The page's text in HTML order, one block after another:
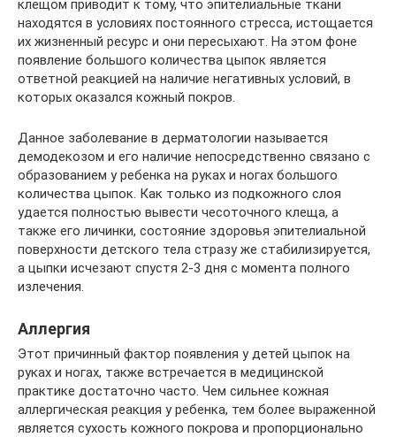
клещом приводит к тому, что эпителиальные ткани
находятся в условиях постоянного стресса, истощается
их жизненный ресурс и они пересыхают. На этом фоне
появление большого количества цыпок является
ответной реакцией на наличие негативных условий, в
которых оказался кожный покров.
Данное заболевание в дерматологии называется
демодекозом и его наличие непосредственно связано с
образованием у ребенка на руках и ногах большого
количества цыпок. Как только из подкожного слоя
удается полностью вывести чесоточного клеща, а
также его личинки, состояние здоровья эпителиальной
поверхности детского тела стразу же стабилизируется,
а цыпки исчезают спустя 2-3 дня с момента полного
излечения.
Аллергия
Этот причинный фактор появления у детей цыпок на
руках и ногах, также встречается в медицинской
практике достаточно часто. Чем сильнее кожная
аллергическая реакция у ребенка, тем более выраженной
является сухость кожного покрова и пропорционально